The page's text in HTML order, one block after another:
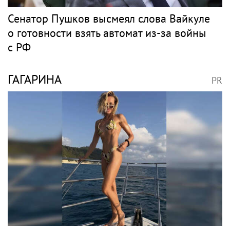
Сенатор Пушков высмеял слова Вайкуле
о готовности взять автомат из-за войны
с РФ
ГАГАРИНА PR